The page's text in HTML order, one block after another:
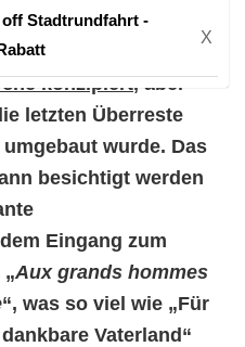
Stadtrundfahrt -
X
Latin. Es ist ein
aus dem 19.
konzipiert, aber
letzten Überreste
wurde. Das
besichtigt werden
Eingang zum
„Aux grands hommes
“, was so viel wie „Für
Vaterland“